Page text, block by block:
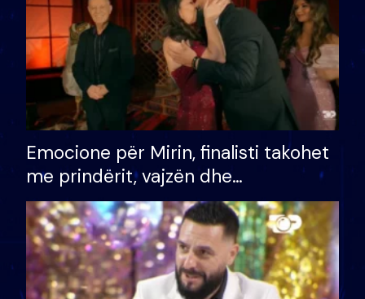
Emocione për Mirin, finalisti takohet
me prindërit, vajzën dhe
bashkëshorten: S’kemi ndonjë letër
divorci apo jo?